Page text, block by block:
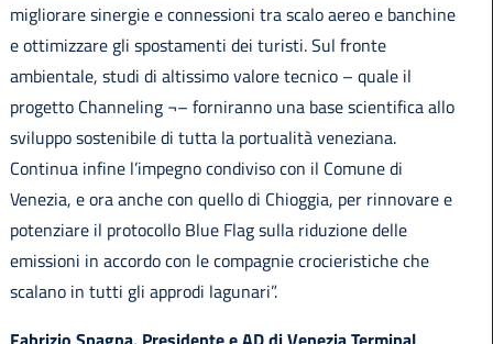
migliorare sinergie e connessioni tra scalo aereo e banchine
e ottimizzare gli spostamenti dei turisti. Sul fronte
ambientale, studi di altissimo valore tecnico – quale il
progetto Channeling ¬– forniranno una base scientifica allo
sviluppo sostenibile di tutta la portualità veneziana.
Continua infine l’impegno condiviso con il Comune di
Venezia, e ora anche con quello di Chioggia, per rinnovare e
potenziare il protocollo Blue Flag sulla riduzione delle
emissioni in accordo con le compagnie crocieristiche che
scalano in tutti gli approdi lagunari”.